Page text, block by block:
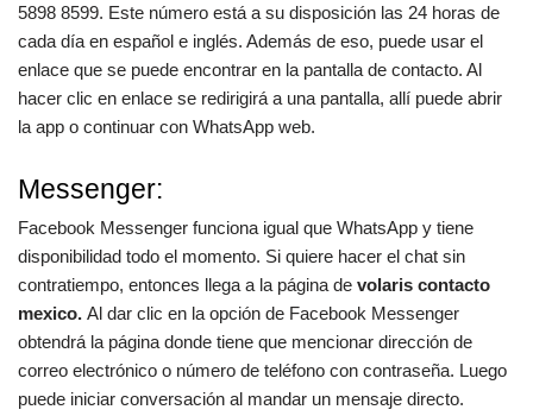
5898 8599. Este número está a su disposición las 24 horas de
cada día en español e inglés. Además de eso, puede usar el
enlace que se puede encontrar en la pantalla de contacto. Al
hacer clic en enlace se redirigirá a una pantalla, allí puede abrir
la app o continuar con WhatsApp web.
Messenger:
Facebook Messenger funciona igual que WhatsApp y tiene
disponibilidad todo el momento. Si quiere hacer el chat sin
contratiempo, entonces llega a la página de volaris contacto
mexico. Al dar clic en la opción de Facebook Messenger
obtendrá la página donde tiene que mencionar dirección de
correo electrónico o número de teléfono con contraseña. Luego
puede iniciar conversación al mandar un mensaje directo.